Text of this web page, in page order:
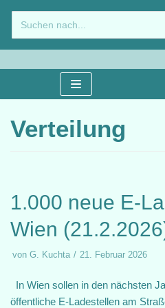
Zum
Inhalt
springen
Verteilung
1.000 neue E-
Wien
von G. Kuchta 21. Februar 2026
In Wien sollen in den nächsten
öffentliche E-Ladestellen am